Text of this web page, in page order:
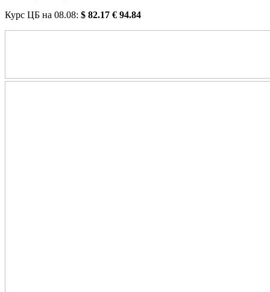
Курс ЦБ на 08.08: $ 82.17 € 94.84